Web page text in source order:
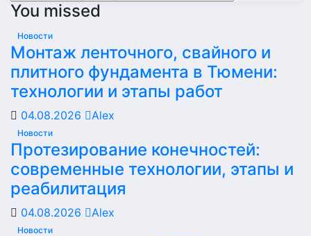
You missed
Новости
Монтаж ленточного, свайного и
плитного фундамента в Тюмени:
технологии и этапы работ
04.08.2026 Alex
Новости
Протезирование конечностей:
современные технологии, этапы и
реабилитация
04.08.2026 Alex
Новости